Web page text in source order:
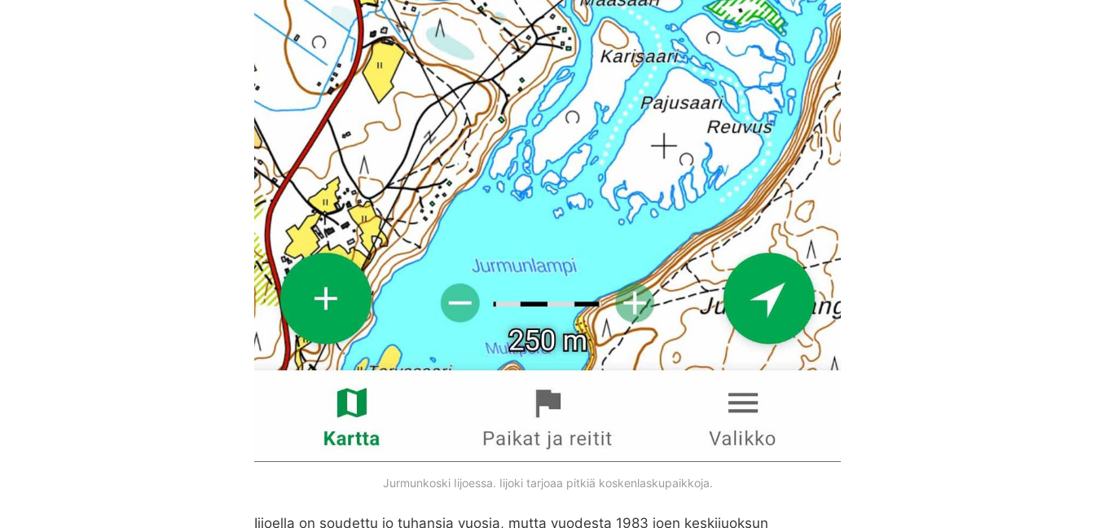
Jurmunkoski Iijoessa. Iijoki tarjoaa pitkiä koskenlaskupaikkoja.
Iijoella on soudettu jo tuhansia vuosia, mutta vuodesta 1983 joen keskijuoksun